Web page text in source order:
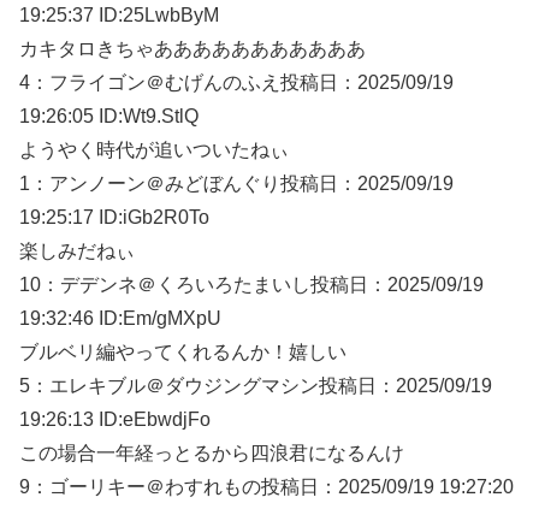
19:25:37 ID:25LwbByM
カキタロきちゃあああああああああああ
4： フライゴン＠むげんのふえ 投稿日：2025/09/19
19:26:05 ID:Wt9.StlQ
ようやく時代が追いついたねぃ
1： アンノーン＠みどぼんぐり 投稿日：2025/09/19
19:25:17 ID:iGb2R0To
楽しみだねぃ
10： デデンネ＠くろいろたまいし投稿日：2025/09/19
19:32:46 ID:Em/gMXpU
ブルベリ編やってくれるんか！嬉しい
5： エレキブル＠ダウジングマシン投稿日：2025/09/19
19:26:13 ID:eEbwdjFo
この場合一年経っとるから四浪君になるんけ
9： ゴーリキー＠わすれもの投稿日：2025/09/19 19:27:20